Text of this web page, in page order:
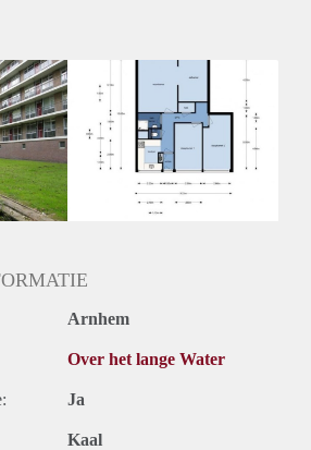
Arnhem
Over het lange Water
Ja
Kaal